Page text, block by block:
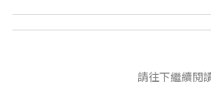
請往下繼續閱